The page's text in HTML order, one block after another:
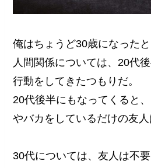
俺はちょうど30歳になったと
人間関係については、20代
行動をしてきたつもりだ。
20代後半にもなってくると
やバカをしているだけの友人
30代については、友人は不